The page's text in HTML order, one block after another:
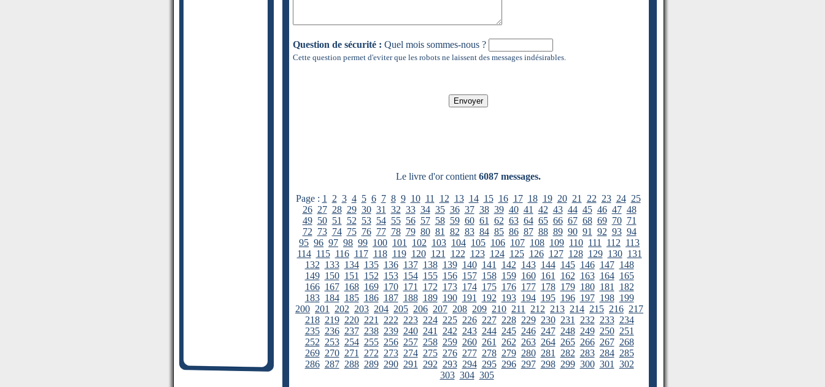
Question de sécurité : Quel mois sommes-nous ?
Cette question permet d'eviter que les robots ne laissent des messages indésirables.
Le livre d'or contient 6087 messages.
Page : 1 2 3 4 5 6 7 8 9 10 11 12 13 14 15 16 17 18 19 20 21 22 23 24 25
26 27 28 29 30 31 32 33 34 35 36 37 38 39 40 41 42 43 44 45 46 47 48
49 50 51 52 53 54 55 56 57 58 59 60 61 62 63 64 65 66 67 68 69 70 71
72 73 74 75 76 77 78 79 80 81 82 83 84 85 86 87 88 89 90 91 92 93 94
95 96 97 98 99 100 101 102 103 104 105 106 107 108 109 110 111 112 113
114 115 116 117 118 119 120 121 122 123 124 125 126 127 128 129 130 131
132 133 134 135 136 137 138 139 140 141 142 143 144 145 146 147 148
149 150 151 152 153 154 155 156 157 158 159 160 161 162 163 164 165
166 167 168 169 170 171 172 173 174 175 176 177 178 179 180 181
182
183 184 185 186 187 188 189 190 191 192 193 194 195 196 197 198 199
200 201 202 203 204 205 206 207 208 209 210 211 212 213 214 215 216 217
218 219 220 221 222 223 224 225 226 227 228 229 230 231 232 233 234
235 236 237 238 239 240 241 242 243 244 245 246 247 248 249 250 251
252 253 254 255 256 257 258 259 260 261 262 263 264 265 266 267 268
269 270 271 272 273 274 275 276 277 278 279 280 281 282 283 284 285
286 287 288 289 290 291 292 293 294 295 296 297 298 299 300 301
302
303 304 305